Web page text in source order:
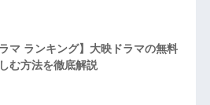
ラマ ランキング】大映ドラマの無料
む方法を徹底解説